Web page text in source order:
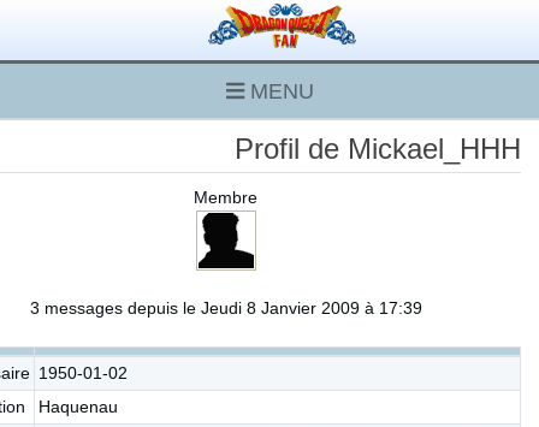
MENU
Profil de Mickael_HHH
Membre
3 messages depuis le Jeudi 8 Janvier 2009 à 17:39
1950-01-02
Haquenau